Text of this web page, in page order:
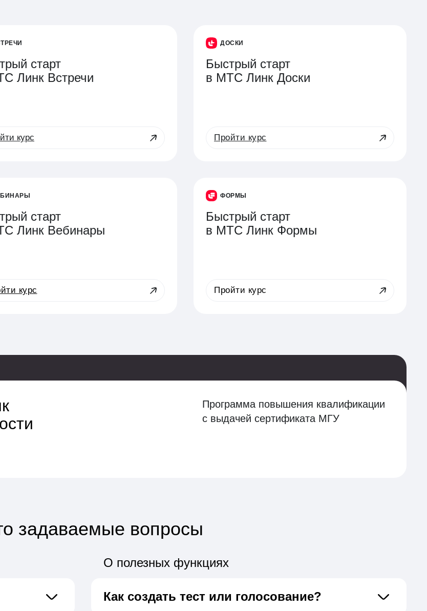
старт
Линк Встречи
курс
Быстрый старт
в МТС Линк Доски
Пройти курс
ДОСКИ
старт
Линк Вебинары
курс
Быстрый старт
в МТС Линк Формы
Пройти курс
ФОРМЫ
Программа повышения квалификации
с выдачей сертификата МГУ
задаваемые вопросы
Как создать тест или голосование?
О полезных функциях